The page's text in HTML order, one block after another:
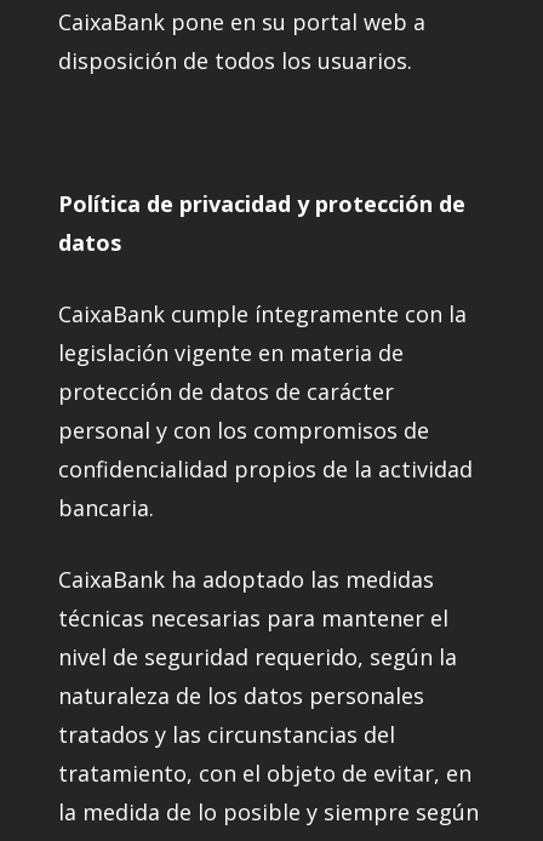
CaixaBank pone en su portal web a
disposición de todos los usuarios.
Política de privacidad y protección de
datos
CaixaBank cumple íntegramente con la
legislación vigente en materia de
protección de datos de carácter
personal y con los compromisos de
confidencialidad propios de la actividad
bancaria.
CaixaBank ha adoptado las medidas
técnicas necesarias para mantener el
nivel de seguridad requerido, según la
naturaleza de los datos personales
tratados y las circunstancias del
tratamiento, con el objeto de evitar, en
la medida de lo posible y siempre según